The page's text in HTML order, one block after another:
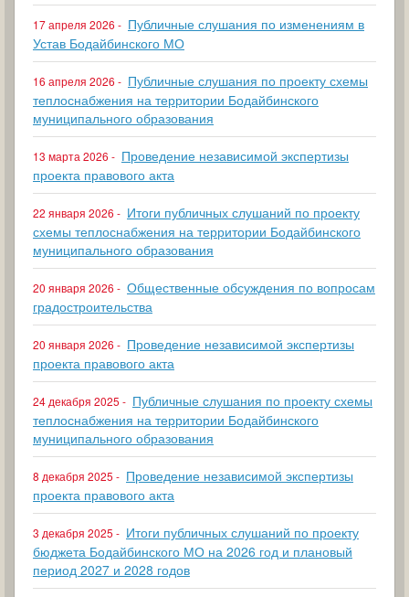
17 апреля 2026 - Публичные слушания по изменениям в
Устав Бодайбинского МО
16 апреля 2026 - Публичные слушания по проекту схемы
теплоснабжения на территории Бодайбинского
муниципального образования
13 марта 2026 - Проведение независимой экспертизы
проекта правового акта
22 января 2026 - Итоги публичных слушаний по проекту
схемы теплоснабжения на территории Бодайбинского
муниципального образования
20 января 2026 - Общественные обсуждения по вопросам
градостроительства
20 января 2026 - Проведение независимой экспертизы
проекта правового акта
24 декабря 2025 - Публичные слушания по проекту схемы
теплоснабжения на территории Бодайбинского
муниципального образования
8 декабря 2025 - Проведение независимой экспертизы
проекта правового акта
3 декабря 2025 - Итоги публичных слушаний по проекту
бюджета Бодайбинского МО на 2026 год и плановый
период 2027 и 2028 годов